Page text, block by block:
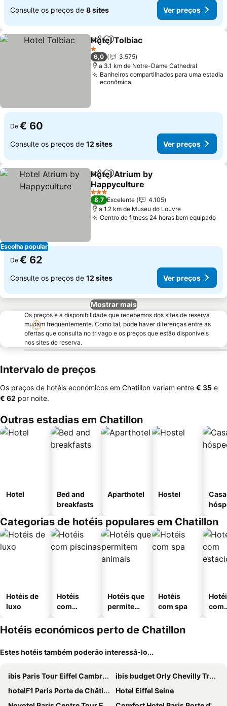
Consulte os preços de 8 sites Ver preços
PartilharAdicionar aos favoritos
Hotel Tolbiac
1 Estrelas
6,0
3.575
a 3.1 km de Notre-Dame Cathedral
Banheiros compartilhados para uma estadia
econômica
De € 60
Consulte os preços de 12 sites Ver preços
Escolha popular
PartilharAdicionar aos favoritos
Hotel Atrium by
Happyculture
3 Estrelas
8,7 Excelente
4.105
a 1.2 km de Museu do Louvre
Centro de fitness 24 horas bem equipado
De € 62
Consulte os preços de 12 sites Ver preços
Mostrar mais
Os preços e a disponibilidade que recebemos dos sites de reserva
mudam frequentemente. Como tal, pode haver diferenças entre as
ofertas que consulta no trivago e os preços que estão disponíveis
nos sites de reserva.
Intervalo de preços
Os preços de hotéis económicos em Chatillon variam entre ‎€ 35 e
‎€ 62 por noite.
Outras estadias em Chatillon
Hotel
Bed and
breakfasts
Aparthotel Hostel
Categorias de hotéis populares em Chatillon
Hotéis de
luxo
Hotéis
com
Hotéis que
permitem
Hotéis
com spa
com
Hotéis económicos perto de Chatillon
Estes hotéis também poderão interessá-lo...
ibis Paris Tour Eiffel Cambronne 15ème
ibis budget Orly Chevilly Tram 7
hotelF1 Paris Porte de Châtillon
Hotel Eiffel Seine